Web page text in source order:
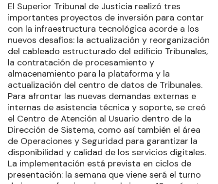
El Superior Tribunal de Justicia realizó tres
importantes proyectos de inversión para contar
con la infraestructura tecnológica acorde a los
nuevos desafíos: la actualización y reorganización
del cableado estructurado del edificio Tribunales,
la contratación de procesamiento y
almacenamiento para la plataforma y la
actualización del centro de datos de Tribunales.
Para afrontar las nuevas demandas externas e
internas de asistencia técnica y soporte, se creó
el Centro de Atención al Usuario dentro de la
Dirección de Sistema, como así también el área
de Operaciones y Seguridad para garantizar la
disponibilidad y calidad de los servicios digitales.
La implementación está prevista en ciclos de
presentación: la semana que viene será el turno